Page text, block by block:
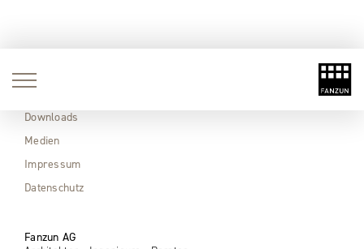
Aktuell
Downloads
Medien
Impressum
Datenschutz
Fanzun AG